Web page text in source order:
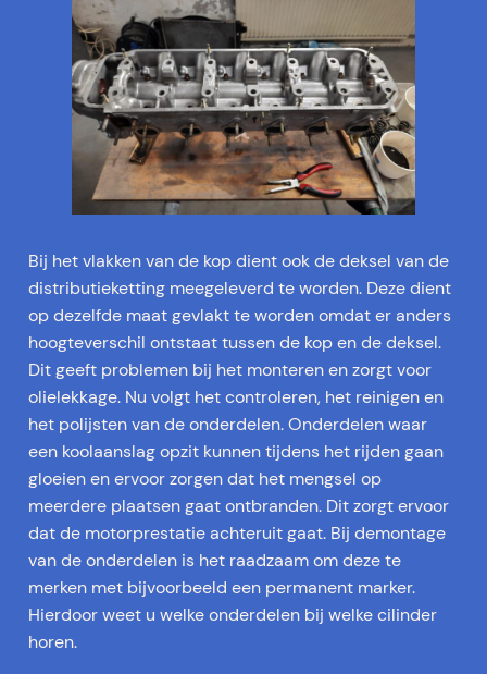
Bij het vlakken van de kop dient ook de deksel van de
distributieketting meegeleverd te worden. Deze dient
op dezelfde maat gevlakt te worden omdat er anders
hoogteverschil ontstaat tussen de kop en de deksel.
Dit geeft problemen bij het monteren en zorgt voor
olielekkage. Nu volgt het controleren, het reinigen en
het polijsten van de onderdelen. Onderdelen waar
een koolaanslag opzit kunnen tijdens het rijden gaan
gloeien en ervoor zorgen dat het mengsel op
meerdere plaatsen gaat ontbranden. Dit zorgt ervoor
dat de motorprestatie achteruit gaat. Bij demontage
van de onderdelen is het raadzaam om deze te
merken met bijvoorbeeld een permanent marker.
Hierdoor weet u welke onderdelen bij welke cilinder
horen.